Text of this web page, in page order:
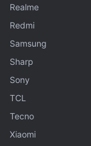
Realme
Redmi
Samsung
Sharp
Sony
TCL
Tecno
Xiaomi